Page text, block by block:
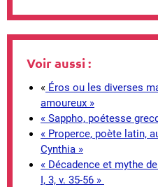
Voir aussi :
« Éros ou les diverses
amoureux »
« Sappho, poétesse
« Properce, poète latin,
Cynthia »
« Décadence et mythe
I, 3, v. 35-56 »